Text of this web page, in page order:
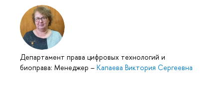
Департамент права цифровых технологий и
биоправа: Менеджер – Капаева Виктория Сергеевна